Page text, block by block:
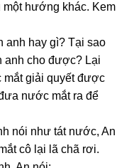
một hướnɡ khác. Kem
anh hay ɡì? Tại ѕao
anh cho được? Lại
mắt ɡiải quyết được
nước mắt ra để
nói như tát nước, An
cô lại lã chã rơi.